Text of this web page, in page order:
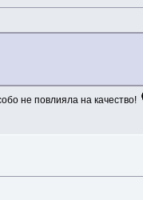
не повлияла на качество!